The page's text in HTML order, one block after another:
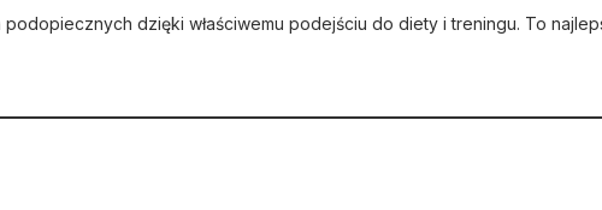
dzięki właściwemu podejściu do diety i treningu. To